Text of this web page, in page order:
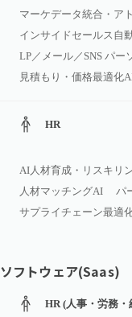
マーケデータ統合・ア
インサイドセールス自
LP／メール／SNS パ
見積もり・価格最適化
HR
AI人材育成・リスキリ
人材マッチングAI
パ
サプライチェーン最適
ソフトウェア(Saas)
HR (人事・労務・